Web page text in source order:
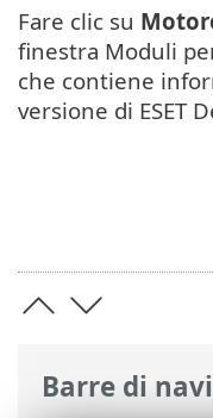
Barre di
Fare clic su
finestra Moduli
che contiene
versione di ESET